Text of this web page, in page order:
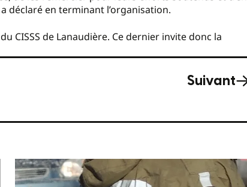
déclaré en terminant l’organisation.
CISSS de Lanaudière. Ce dernier invite donc la
Suivant